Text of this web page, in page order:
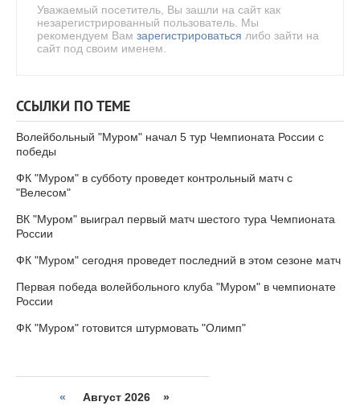
Уважаемый посетитель, Вы зашли на сайт как
незарегистрированный пользователь. Мы
рекомендуем Вам зарегистрироваться либо зайти на
сайт под своим именем.
ССЫЛКИ ПО ТЕМЕ
Волейбольный "Муром" начал 5 тур Чемпионата России с
победы
ФК "Муром" в субботу проведет контрольный матч с
"Велесом"
ВК "Муром" выиграл первый матч шестого тура Чемпионата
России
ФК "Муром" сегодня проведет последний в этом сезоне матч
Первая победа волейбольного клуба "Муром" в чемпионате
России
ФК "Муром" готовится штурмовать "Олимп"
« Август 2026 »